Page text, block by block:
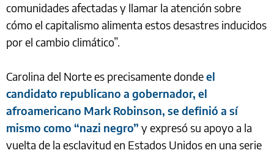
comunidades afectadas y llamar la atención sobre
cómo el capitalismo alimenta estos desastres inducidos
por el cambio climático”.
Carolina del Norte es precisamente dondeel
candidato republicano a gobernador, el
afroamericano Mark Robinson, se definió a sí
mismo como “nazi negro” y expresó su apoyo a la
vuelta de la esclavitud en Estados Unidos en una serie